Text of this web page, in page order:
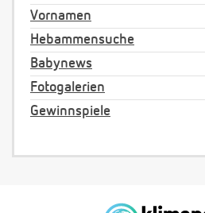
Vornamen
Hebammensuche
Babynews
Fotogalerien
Gewinnspiele